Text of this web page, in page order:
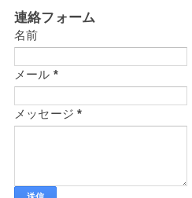
連絡フォーム
名前
メール *
メッセージ*